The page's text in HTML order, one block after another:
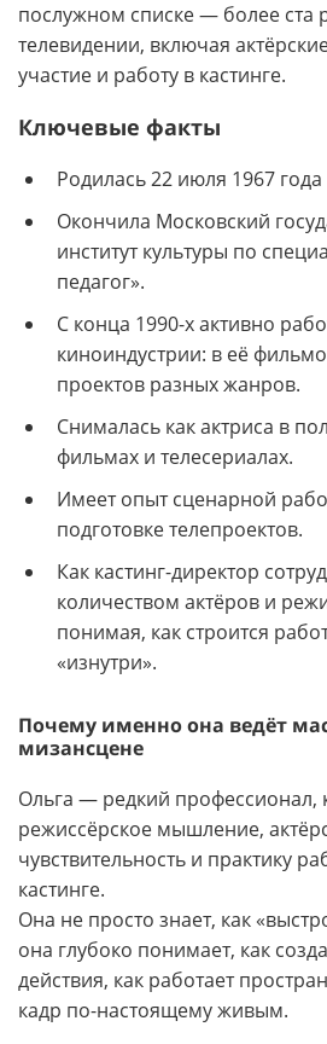
послужном списке — более ста
телевидении, включая
участие и работу в кастинге.
Ключевые факты
Родилась 22 июля 1967
Окончила Московский
институт культуры по
педагог».
С конца 1990-х активно
киноиндустрии: в её
проектов разных жанров.
Снималась как актриса в
фильмах и телесериалах.
Имеет опыт сценарной
подготовке телепроектов.
Как кастинг-директор
количеством актёров и
понимая, как строится
«изнутри».
Почему именно она ведёт
мизансцене
Ольга — редкий профессионал,
режиссёрское мышление,
чувствительность и практику
кастинге.
Она не просто знает, как
она глубоко понимает, как
действия, как работает
кадр по-настоящему живым.